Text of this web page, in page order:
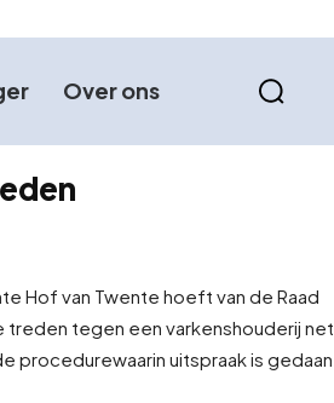
Over ons
Hof van Twente hoeft van de Raad
treden tegen een varkenshouderij net
procedurewaarin uitspraak is gedaan.